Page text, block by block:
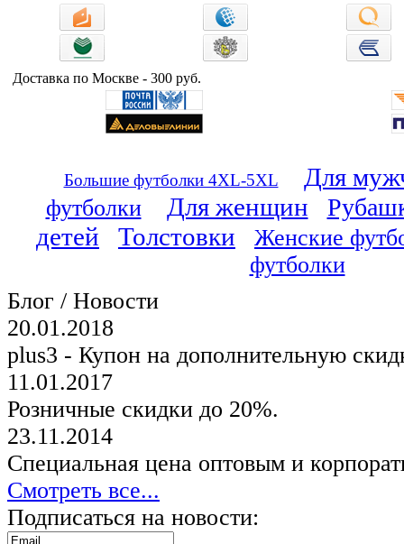
Доставка по Москве - 300 руб.
Большие футболки 4XL-5XL Для
футболки Для женщин
детей Толстовки
Женские
футболки
Блог / Новости
20.01.2018
plus3 - Купон на дополнительную
11.01.2017
Розничные скидки до 20%.
23.11.2014
Специальная цена оптовым и
Смотреть все...
Подписаться на новости: